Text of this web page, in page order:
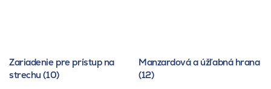
Zariadenie pre prístup na
strechu (10)
Manzardová a úžľabná hrana
(12)